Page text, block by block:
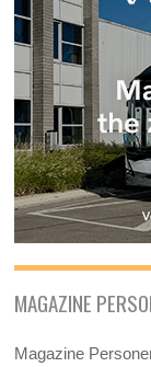
MAGAZINE
Magazine